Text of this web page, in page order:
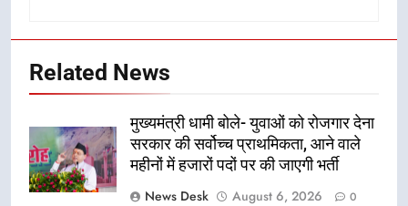
Related News
मुख्यमंत्री धामी बोले- युवाओं को रोजगार देना
सरकार की सर्वोच्च प्राथमिकता, आने वाले
महीनों में हजारों पदों पर की जाएगी भर्ती
News Desk
August 6, 2026 0